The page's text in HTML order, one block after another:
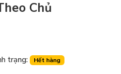
Chủ
trạng: Hết hàng